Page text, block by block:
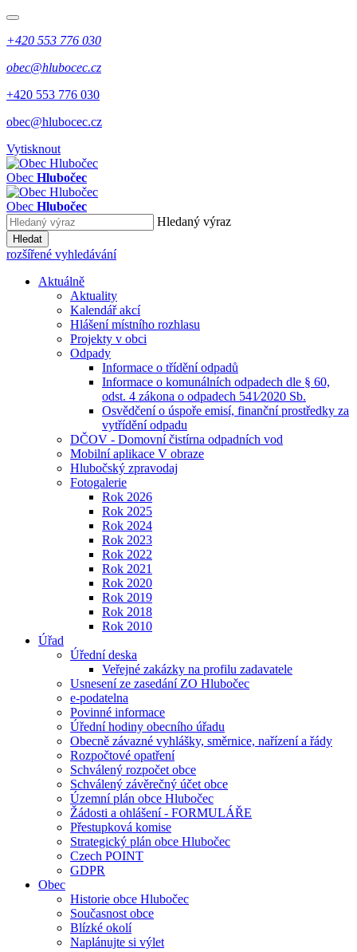
+420 553 776 030
obec@hlubocec.cz
+420 553 776 030
obec@hlubocec.cz
Vytisknout
Obec Hlubočec
Obec Hlubočec
Hledaný výraz
Hledat
rozšířené vyhledávání
Aktuálně
Aktuality
Kalendář akcí
Hlášení místního rozhlasu
Projekty v obci
Odpady
Informace o třídění odpadů
Informace o komunálních odpadech dle § 60,
odst. 4 zákona o odpadech 541⁄2020 Sb.
Osvědčení o úspoře emisí, finanční prostředky za
vytřídění odpadu
DČOV - Domovní čistírna odpadních vod
Mobilní aplikace V obraze
Hlubočský zpravodaj
Fotogalerie
Rok 2026
Rok 2025
Rok 2024
Rok 2023
Rok 2022
Rok 2021
Rok 2020
Rok 2019
Rok 2018
Rok 2010
Úřad
Úřední deska
Veřejné zakázky na profilu zadavatele
Usnesení ze zasedání ZO Hlubočec
e-podatelna
Povinné informace
Úřední hodiny obecního úřadu
Obecně závazné vyhlášky, směrnice, nařízení a řády
Rozpočtové opatření
Schválený rozpočet obce
Schválený závěrečný účet obce
Územní plán obce Hlubočec
Žádosti a ohlášení - FORMULÁŘE
Přestupková komise
Strategický plán obce Hlubočec
Czech POINT
GDPR
Obec
Historie obce Hlubočec
Současnost obce
Blízké okolí
Naplánujte si výlet